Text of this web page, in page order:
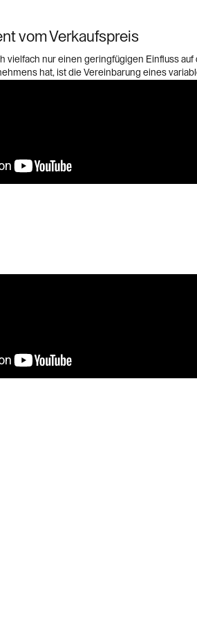
vom Verkaufspreis
vielfach nur einen geringfügigen Einfluss auf
hat, ist die Vereinbarung eines